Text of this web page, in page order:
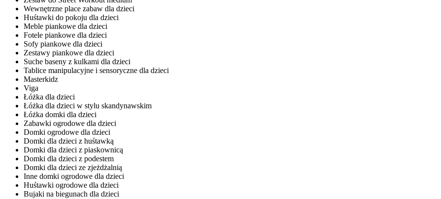
Wewnętrzne place zabaw dla dzieci
Huśtawki do pokoju dla dzieci
Meble piankowe dla dzieci
Fotele piankowe dla dzieci
Sofy piankowe dla dzieci
Zestawy piankowe dla dzieci
Suche baseny z kulkami dla dzieci
Tablice manipulacyjne i sensoryczne dla dzieci
Masterkidz
Viga
Łóżka dla dzieci
Łóżka dla dzieci w stylu skandynawskim
Łóżka domki dla dzieci
Zabawki ogrodowe dla dzieci
Domki ogrodowe dla dzieci
Domki dla dzieci z huśtawką
Domki dla dzieci z piaskownicą
Domki dla dzieci z podestem
Domki dla dzieci ze zjeżdżalnią
Inne domki ogrodowe dla dzieci
Huśtawki ogrodowe dla dzieci
Bujaki na biegunach dla dzieci